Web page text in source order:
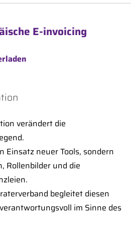
E-invoicing
verändert die
Einsatz neuer Tools, sondern
Rollenbilder und die
begleitet diesen
im Sinne des